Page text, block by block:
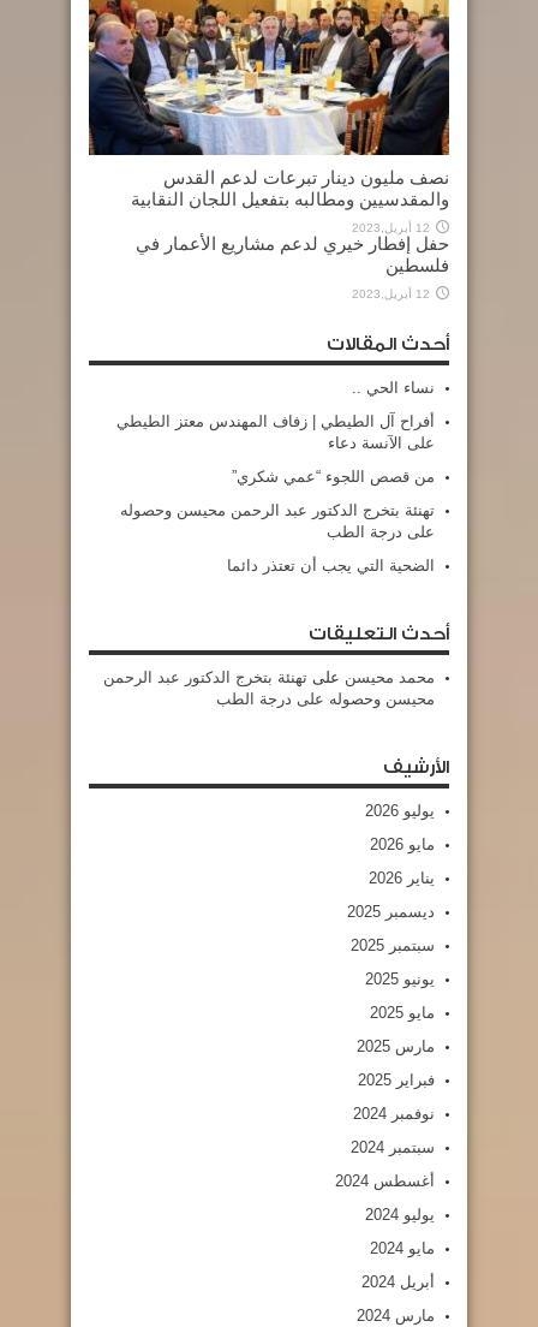
نصف مليون دينار تبرعات لدعم القدس
والمقدسيين ومطالبه بتفعيل اللجان النقابية
12 أبريل,2023
حفل إفطار خيري لدعم مشاريع الأعمار في
فلسطين
12 أبريل,2023
أحدث المقالات
نساء الحي ..
أفراح آل الطيطي | زفاف المهندس معتز الطيطي
على الآنسة دعاء
من قصص اللجوء “عمي شكري”
تهنئة بتخرج الدكتور عبد الرحمن محيسن وحصوله
على درجة الطب
الضحية التي يجب أن تعتذر دائما
أحدث التعليقات
محمد محيسن على تهنئة بتخرج الدكتور عبد الرحمن
محيسن وحصوله على درجة الطب
الأرشيف
يوليو 2026
مايو 2026
يناير 2026
ديسمبر 2025
سبتمبر 2025
يونيو 2025
مايو 2025
مارس 2025
فبراير 2025
نوفمبر 2024
سبتمبر 2024
أغسطس 2024
يوليو 2024
مايو 2024
أبريل 2024
مارس 2024